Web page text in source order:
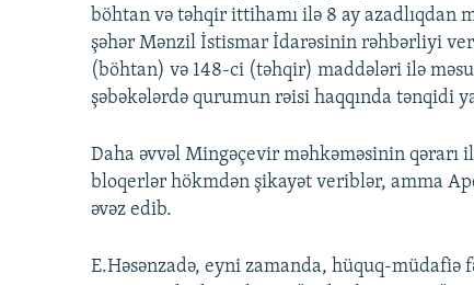
böhtan və təhqir ittihamı ilə 8 ay azadlıqdan
şəhər Mənzil İstismar İdarəsinin rəhbərliyi
(böhtan) və 148-ci (təhqir) maddələri ilə
şəbəkələrdə qurumun rəisi haqqında tənqidi
Daha əvvəl Mingəçevir məhkəməsinin
bloqerlər hökmdən şikayət veriblər, amma
əvəz edib.
E.Həsənzadə, eyni zamanda, hüquq-